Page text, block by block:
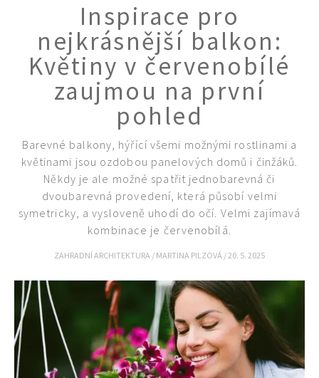
Naše krásná zahrada
Inspirace pro
nejkrásnější balkon:
Květiny v červenobílé
zaujmou na první
pohled
Barevné balkony, hýřící všemi možnými rostlinami a
květinami jsou ozdobou panelových domů i činžáků.
Někdy je ale možné spatřit jednobarevná či
dvoubarevná provedení, která působí velmi
symetricky, a vysloveně uhodí do očí. Velmi zajímavá
kombinace je červenobílá.
ZAHRADNÍ ARCHITEKTURA / MARTINA PILZOVÁ /20. 5. 2025